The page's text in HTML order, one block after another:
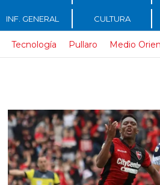
INF. GENERAL CULTURA
Tecnología Pullaro Medio